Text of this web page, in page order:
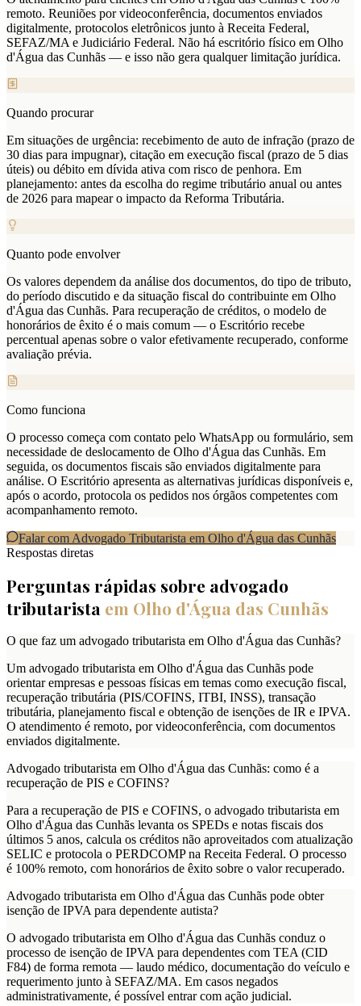
remoto. Reuniões por videoconferência, documentos enviados
digitalmente, protocolos eletrônicos junto à Receita Federal,
SEFAZ/MA e Judiciário Federal. Não há escritório físico em Olho
d'Água das Cunhãs — e isso não gera qualquer limitação jurídica.
Quando procurar
Em situações de urgência: recebimento de auto de infração (prazo de
30 dias para impugnar), citação em execução fiscal (prazo de 5 dias
úteis) ou débito em dívida ativa com risco de penhora. Em
planejamento: antes da escolha do regime tributário anual ou antes
de 2026 para mapear o impacto da Reforma Tributária.
Quanto pode envolver
Os valores dependem da análise dos documentos, do tipo de tributo,
do período discutido e da situação fiscal do contribuinte em Olho
d'Água das Cunhãs. Para recuperação de créditos, o modelo de
honorários de êxito é o mais comum — o Escritório recebe
percentual apenas sobre o valor efetivamente recuperado, conforme
avaliação prévia.
Como funciona
O processo começa com contato pelo WhatsApp ou formulário, sem
necessidade de deslocamento de Olho d'Água das Cunhãs. Em
seguida, os documentos fiscais são enviados digitalmente para
análise. O Escritório apresenta as alternativas jurídicas disponíveis e,
após o acordo, protocola os pedidos nos órgãos competentes com
acompanhamento remoto.
Falar com Advogado Tributarista em Olho d'Água das Cunhãs
Respostas diretas
Perguntas rápidas sobre advogado
tributarista em Olho d'Água das Cunhãs
O que faz um advogado tributarista em Olho d'Água das Cunhãs?
Um advogado tributarista em Olho d'Água das Cunhãs pode
orientar empresas e pessoas físicas em temas como execução fiscal,
recuperação tributária (PIS/COFINS, ITBI, INSS), transação
tributária, planejamento fiscal e obtenção de isenções de IR e IPVA.
O atendimento é remoto, por videoconferência, com documentos
enviados digitalmente.
Advogado tributarista em Olho d'Água das Cunhãs: como é a
recuperação de PIS e COFINS?
Para a recuperação de PIS e COFINS, o advogado tributarista em
Olho d'Água das Cunhãs levanta os SPEDs e notas fiscais dos
últimos 5 anos, calcula os créditos não aproveitados com atualização
SELIC e protocola o PERDCOMP na Receita Federal. O processo
é 100% remoto, com honorários de êxito sobre o valor recuperado.
Advogado tributarista em Olho d'Água das Cunhãs pode obter
isenção de IPVA para dependente autista?
O advogado tributarista em Olho d'Água das Cunhãs conduz o
processo de isenção de IPVA para dependentes com TEA (CID
F84) de forma remota — laudo médico, documentação do veículo e
requerimento junto à SEFAZ/MA. Em casos negados
administrativamente, é possível entrar com ação judicial.